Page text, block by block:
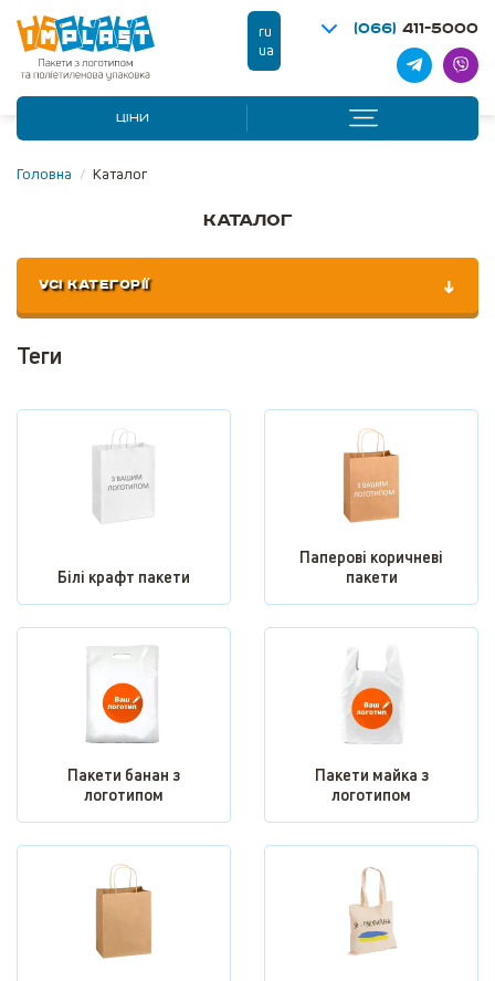
ru
ua
(066) 411-5000
ЦІНИ
Головна / Каталог
Каталог
УСІ КАТЕГОРІЇ
Теги
Білі крафт пакети
Паперові коричневі
пакети
Пакети банан з
логотипом
Пакети майка з
логотипом